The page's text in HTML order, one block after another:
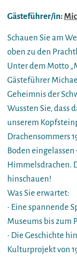
Gästeführer/in:
Schauen Sie am
oben zu den
Unter dem Motto
Gästeführer
Geheimnis der
Wussten Sie, dass
unserem
Drachensommers
Boden
Himmelsdrachen.
hinschauen!
Was Sie erwartet:
• Eine spannende
Museums bis zum
• Die Geschichte
Kulturprojekt von